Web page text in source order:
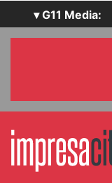
▾ G11 Media:
SecurityOpenLab